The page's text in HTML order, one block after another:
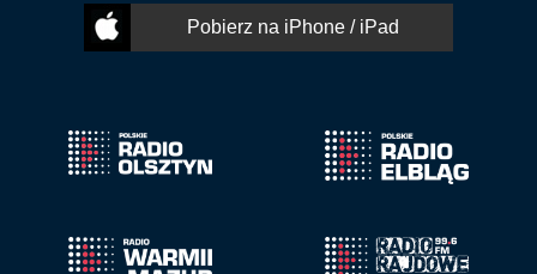
Pobierz na iPhone / iPad